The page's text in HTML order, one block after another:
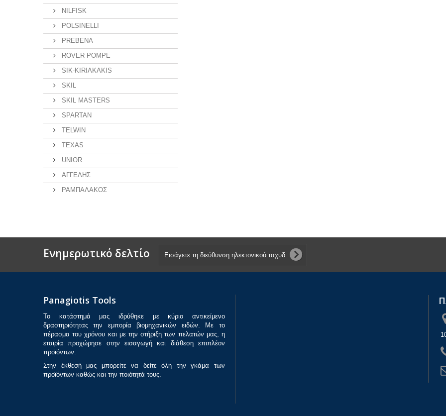
NILFISK
POLSINELLI
PREBENA
ROVER POMPE
SIK-KIRIAKAKIS
SKIL
SKIL MASTERS
SPARTAN
TELWIN
TEXAS
UNIOR
ΑΓΓΕΛΗΣ
ΡΑΜΠΑΛΑΚΟΣ
Ενημερωτικό δελτίο
Panagiotis Tools
Το κατάστημά μας ιδρύθηκε με κύριο αντικείμενο
δραστηριότητας την εμπορία βιομηχανικών ειδών. Με το
πέρασμα του χρόνου και με την στήριξη των πελατών μας, η
εταιρία προχώρησε στην εισαγωγή και διάθεση επιπλέον
προϊόντων.
Στην έκθεσή μας μπορείτε να δείτε όλη την γκάμα των
προϊόντων καθώς και την ποιότητά τους.